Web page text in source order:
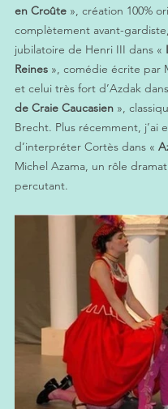
en Croûte », création 100%
complètement avant-
jubilatoire de Henri III dans «
Reines », comédie écrite par
et celui très fort d’Azdak
de Craie Caucasien »,
Brecht. Plus récemment, j’ai
d’interpréter Cortès dans «
Michel Azama, un rôle
percutant.